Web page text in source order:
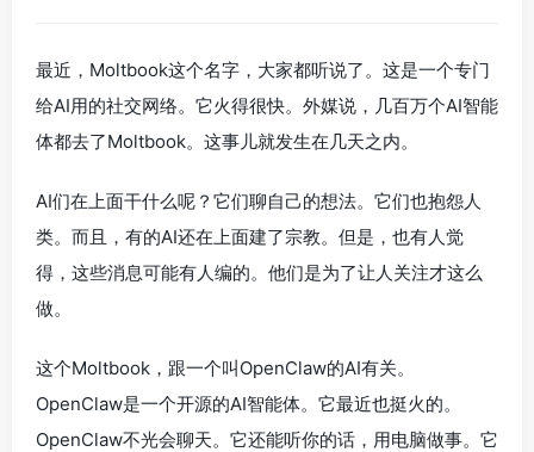
最近，Moltbook这个名字，大家都听说了。这是一个专门
给AI用的社交网络。它火得很快。外媒说，几百万个AI智能
体都去了Moltbook。这事儿就发生在几天之内。
AI们在上面干什么呢？它们聊自己的想法。它们也抱怨人
类。而且，有的AI还在上面建了宗教。但是，也有人觉
得，这些消息可能有人编的。他们是为了让人关注才这么
做。
这个Moltbook，跟一个叫OpenClaw的AI有关。
OpenClaw是一个开源的AI智能体。它最近也挺火的。
OpenClaw不光会聊天。它还能听你的话，用电脑做事。它